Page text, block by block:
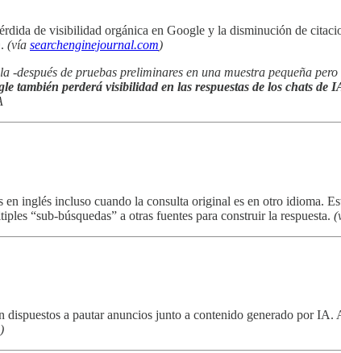
de visibilidad orgánica en Google y la disminución de
(vía searchenginejournal.com)
-después de pruebas preliminares en una muestra pequeña
también perderá visibilidad en las respuestas de los chats de
inglés incluso cuando la consulta original es en otro idioma.
“sub-búsquedas” a otras fuentes para construir la respuesta.
a pautar anuncios junto a contenido generado por
)